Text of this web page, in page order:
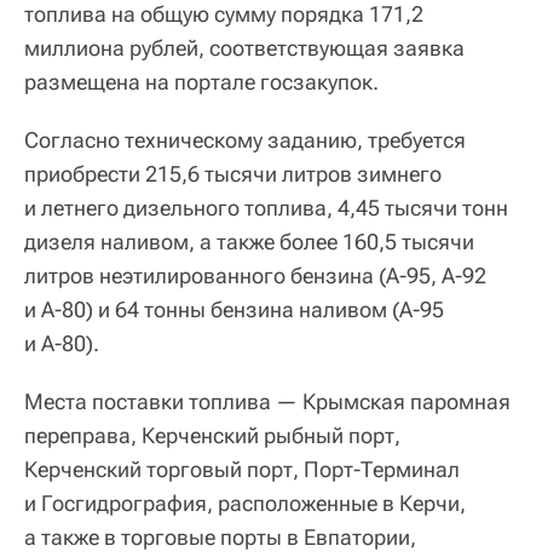
топлива на общую сумму порядка 171,2
миллиона рублей, соответствующая заявка
размещена на портале госзакупок.
Согласно техническому заданию, требуется
приобрести 215,6 тысячи литров зимнего
и летнего дизельного топлива, 4,45 тысячи тонн
дизеля наливом, а также более 160,5 тысячи
литров неэтилированного бензина (А-95, А-92
и А-80) и 64 тонны бензина наливом (А-95
и А-80).
Места поставки топлива — Крымская паромная
переправа, Керченский рыбный порт,
Керченский торговый порт, Порт-Терминал
и Госгидрография, расположенные в Керчи,
а также в торговые порты в Евпатории,